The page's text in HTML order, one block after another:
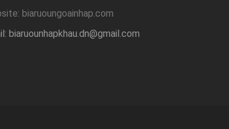
biaruoungoainhap.com
biaruounhapkhau.dn@gmail.com